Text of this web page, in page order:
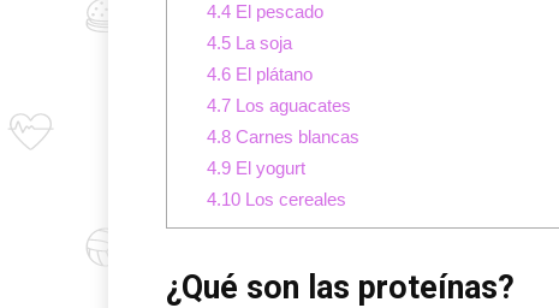
4.4El pescado
4.5La soja
4.6El plátano
4.7Los aguacates
4.8Carnes blancas
4.9El yogurt
4.10Los cereales
¿Qué son las proteínas?